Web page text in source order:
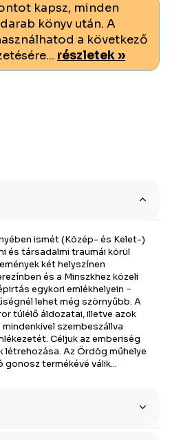
kapsz, minden
könyv után. A
a következő
részletek »
ismét (Közép- és Kelet-)
és társadalmi traumái körül
két helyszínen
és a Minszkhez közeli
egykori emlékhelyein −
lehet még szörnyűbb. A
túlélő áldozatai, illetve azok
szembeszállva
Céljuk az emberiség
létrehozása. Az Ördög műhelye
gonosz termékévé válik...